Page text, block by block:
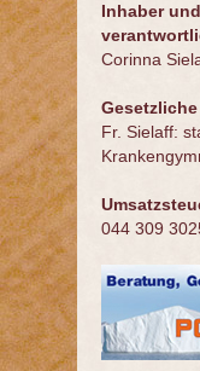
Inhaber
Corinna
Fr. Sielaff:
044 309